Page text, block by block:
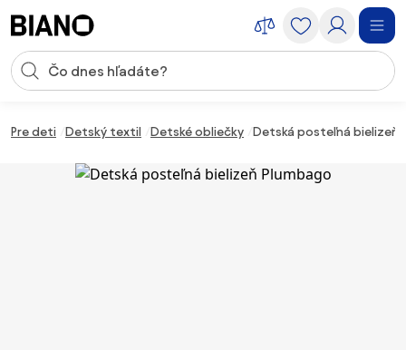
Vstup pre vyhľadávanie
Pre deti Detský textil Detské obliečky Detská posteľná bielizeň